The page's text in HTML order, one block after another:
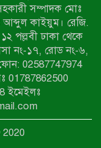
আসক্তি
নতুন দেশ’-এর
ও হেরোইন-সহ
জমির রাস্তা দখল,
ইউএনওর হস্তক্ষেপ
সম্পাদক মোঃ
আব্দুল কাইয়ুম। রেজি.
পল্লবী ঢাকা থেকে
নং-১৭, রোড নং-৬,
ফোন: 02587747974
01787862500
ইমেইলঃ